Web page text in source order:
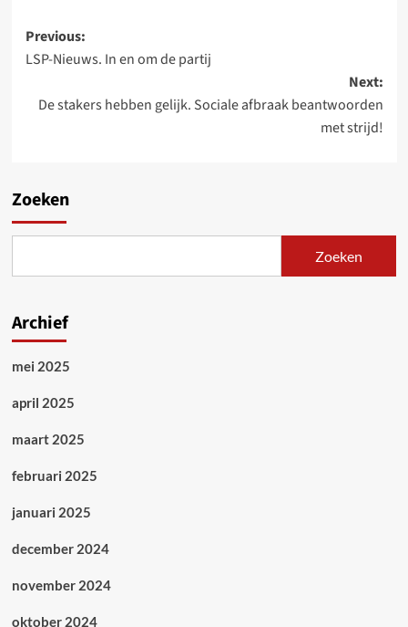
Post
navigation
Previous:
LSP-Nieuws. In en om de partij
Next:
De stakers hebben gelijk. Sociale afbraak beantwoorden
met strijd!
Zoeken
Zoeken
Archief
mei 2025
april 2025
maart 2025
februari 2025
januari 2025
december 2024
november 2024
oktober 2024